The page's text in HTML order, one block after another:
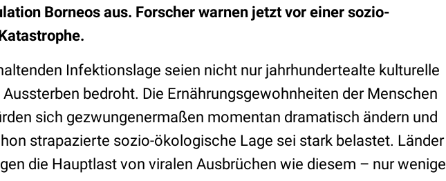
Borneos aus. Forscher warnen jetzt vor einer sozio-
Infektionslage seien nicht nur jahrhundertealte kulturelle
bedroht. Die Ernährungsgewohnheiten der Menschen
sich gezwungenermaßen momentan dramatisch ändern und
strapazierte sozio-ökologische Lage sei stark belastet. Länder
die Hauptlast von viralen Ausbrüchen wie diesem – nur wenige